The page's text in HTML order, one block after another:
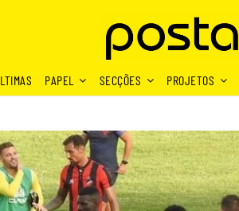
PAPEL SECÇÕES PROJETOS